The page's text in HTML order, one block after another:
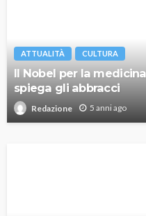
ATTUALITÀ CULTURA
Il Nobel per la
spiega gli abbracci
Redazione 5 anni ago